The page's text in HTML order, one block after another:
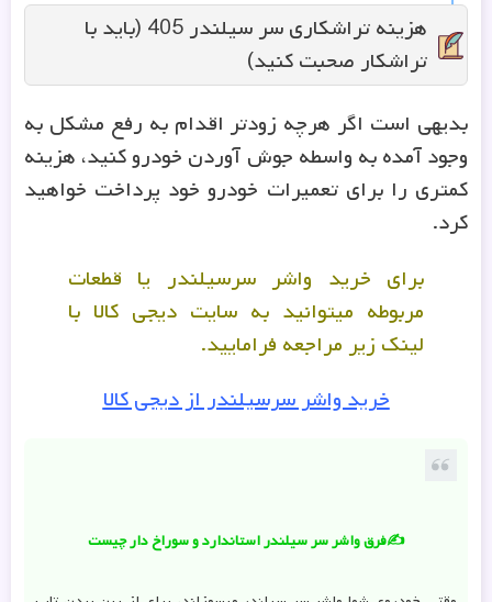
هزینه تراشکاری سر سیلندر 405 (باید با
تراشکار صحبت کنید)
بدیهی است اگر هرچه زودتر اقدام به رفع مشکل به
وجود آمده به واسطه جوش آوردن خودرو کنید، هزینه
کمتری را برای تعمیرات خودرو خود پرداخت خواهید
کرد.
برای خرید واشر سرسیلندر یا قطعات
مربوطه میتوانید به سایت دیجی کالا با
لینک زیر مراجعه فرامایید.
خرید واشر سرسیلندر از دیجی کالا
✍️فرق واشر سر سیلندر استاندارد و سوراخ دار چیست